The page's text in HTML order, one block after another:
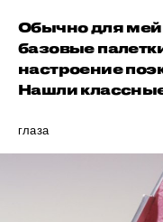
Обычно для
базовые
настроение
Нашли
глаза